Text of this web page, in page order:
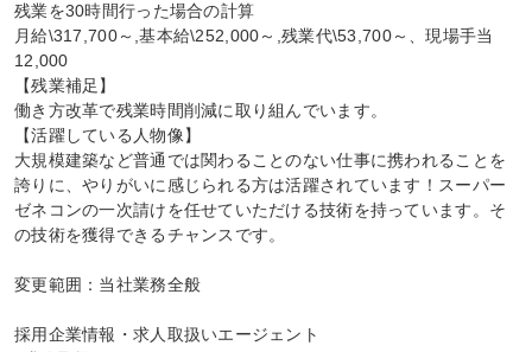
残業を30時間行った場合の計算
月給\317,700～,基本給\252,000～,残業代\53,700～、現場手当
12,000
【残業補足】
働き方改革で残業時間削減に取り組んでいます。
【活躍している人物像】
大規模建築など普通では関わることのない仕事に携われることを
誇りに、やりがいに感じられる方は活躍されています！スーパー
ゼネコンの一次請けを任せていただける技術を持っています。そ
の技術を獲得できるチャンスです。
変更範囲：当社業務全般
採用企業情報・求人取扱いエージェント